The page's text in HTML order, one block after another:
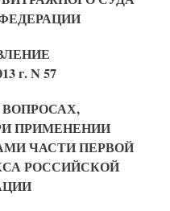
г. N 57
ПРИМЕНЕНИИ
ЧАСТИ ПЕРВОЙ
РОССИЙСКОЙ